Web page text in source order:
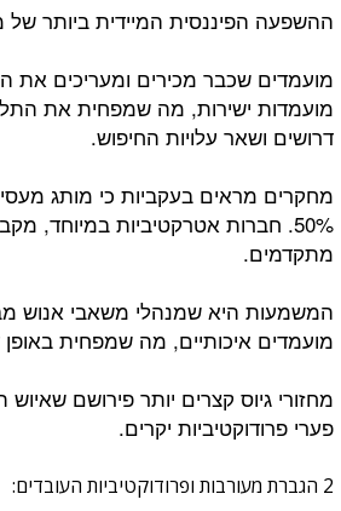
ההשפעה הפיננסית המיידית ביותר של
מועמדים שכבר מכירים ומעריכים את
מועמדות ישירות, מה שמפחית את
דרושים ושאר עלויות החיפוש.
מחקרים מראים בעקביות כי מותג
50%. חברות אטרקטיביות במיוחד,
מתקדמים.
המשמעות היא שמנהלי משאבי אנוש
מועמדים איכותיים, מה שמפחית באופן
מחזורי גיוס קצרים יותר פירושם
פערי פרודוקטיביות יקרים.
2 הגברת מעורבות ופרודוקטיביות העובדים: